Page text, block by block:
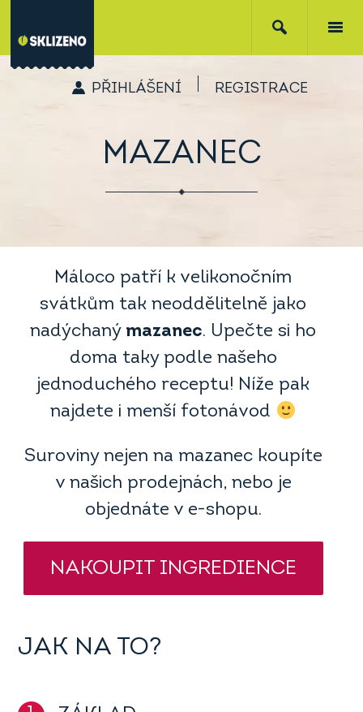
PŘIHLÁŠENÍ REGISTRACE
MAZANEC
Máloco patří k velikonočním
svátkům tak neoddělitelně jako
nadýchaný mazanec. Upečte si ho
doma taky podle našeho
jednoduchého receptu! Níže pak
najdete i menší fotonávod
Suroviny nejen na mazanec koupíte
v našich prodejnách, nebo je
objednáte v e-shopu.
NAKOUPIT INGREDIENCE
JAK NA TO?